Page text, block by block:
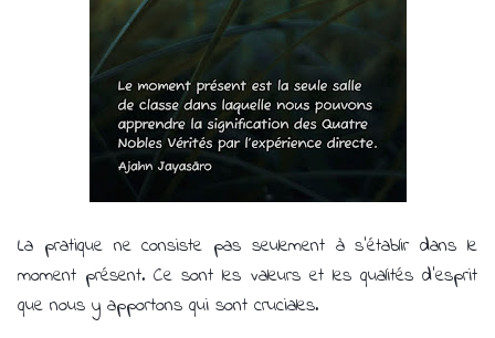
La pratique ne consiste pas seulement à s'établir dans le
moment présent. Ce sont les valeurs et les qualités d'esprit
que nous y apportons qui sont cruciales.